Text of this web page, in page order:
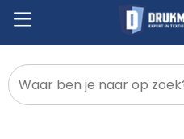
Badtextiel en Douche